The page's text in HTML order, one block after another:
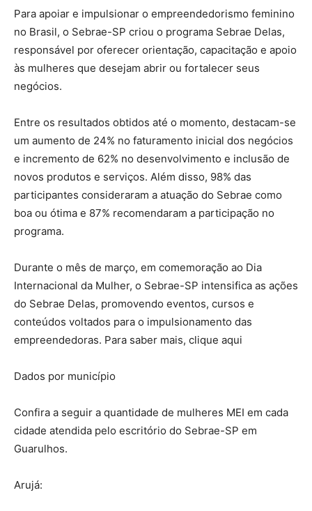
Para apoiar e impulsionar o empreendedorismo feminino
no Brasil, o Sebrae-SP criou o programa Sebrae Delas,
responsável por oferecer orientação, capacitação e apoio
às mulheres que desejam abrir ou fortalecer seus
negócios.
Entre os resultados obtidos até o momento, destacam-se
um aumento de 24% no faturamento inicial dos negócios
e incremento de 62% no desenvolvimento e inclusão de
novos produtos e serviços. Além disso, 98% das
participantes consideraram a atuação do Sebrae como
boa ou ótima e 87% recomendaram a participação no
programa.
Durante o mês de março, em comemoração ao Dia
Internacional da Mulher, o Sebrae-SP intensifica as ações
do Sebrae Delas, promovendo eventos, cursos e
conteúdos voltados para o impulsionamento das
empreendedoras. Para saber mais, clique aqui
Dados por município
Confira a seguir a quantidade de mulheres MEI em cada
cidade atendida pelo escritório do Sebrae-SP em
Guarulhos.
Arujá: